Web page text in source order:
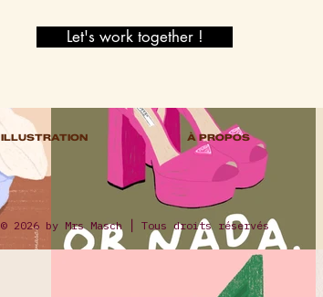
Let's work together !
ILLUSTRATION À PROPOS
© 2026 by Mrs Masch ⎪ Tous droits réservés